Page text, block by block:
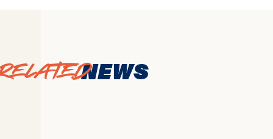
RelatedNEWS